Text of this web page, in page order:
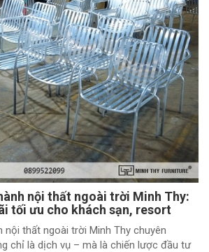
nội thất ngoài trời Minh Thy:
tối ưu cho khách sạn, resort
nội thất ngoài trời Minh Thy chuyên
chỉ là dịch vụ – mà là chiến lược đầu tư